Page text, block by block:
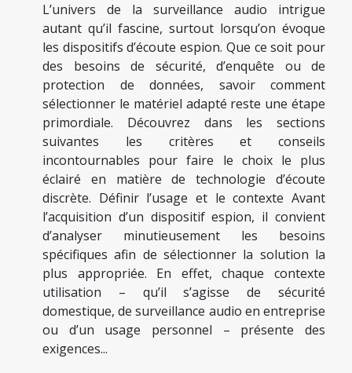
L’univers de la surveillance audio intrigue
autant qu’il fascine, surtout lorsqu’on évoque
les dispositifs d’écoute espion. Que ce soit pour
des besoins de sécurité, d’enquête ou de
protection de données, savoir comment
sélectionner le matériel adapté reste une étape
primordiale. Découvrez dans les sections
suivantes les critères et conseils
incontournables pour faire le choix le plus
éclairé en matière de technologie d’écoute
discrète. Définir l’usage et le contexte Avant
l’acquisition d’un dispositif espion, il convient
d’analyser minutieusement les besoins
spécifiques afin de sélectionner la solution la
plus appropriée. En effet, chaque contexte
utilisation – qu’il s’agisse de sécurité
domestique, de surveillance audio en entreprise
ou d’un usage personnel – présente des
exigences...